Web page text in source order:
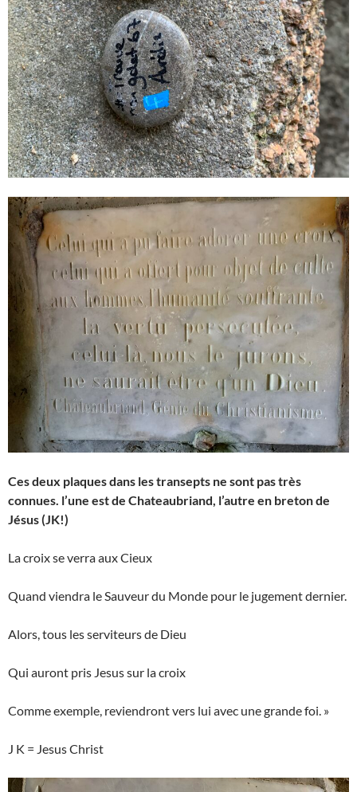
Ces deux plaques dans les transepts ne sont pas très
connues. l’une est de Chateaubriand, l’autre en breton de
Jésus (JK!)
La croix se verra aux Cieux
Quand viendra le Sauveur du Monde pour le jugement dernier.
Alors, tous les serviteurs de Dieu
Qui auront pris Jesus sur la croix
Comme exemple, reviendront vers lui avec une grande foi. »
J K = Jesus Christ